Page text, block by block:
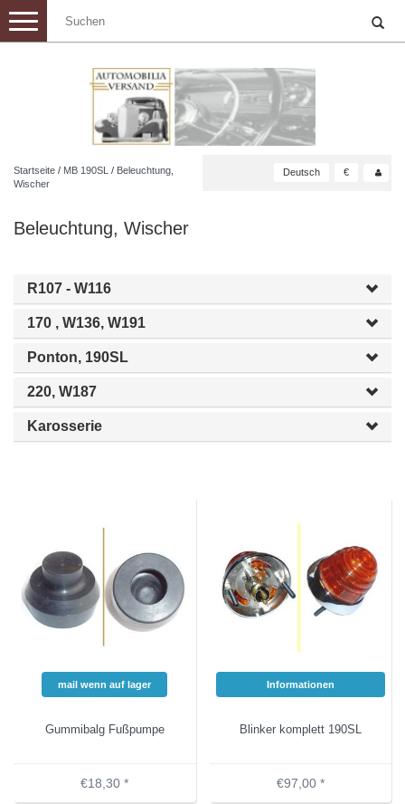
Toggle
navigation
Startseite / MB 190SL / Beleuchtung,
Wischer
Deutsch €
Beleuchtung, Wischer
R107 - W116
170 , W136, W191
Ponton, 190SL
220, W187
Karosserie
mail wenn auf lager
Gummibalg Fußpumpe
€18,30 *
Informationen
Blinker komplett 190SL
€97,00 *